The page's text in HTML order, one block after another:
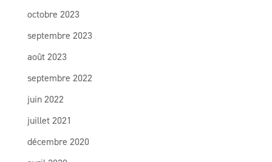
octobre 2023
septembre 2023
août 2023
septembre 2022
juin 2022
juillet 2021
décembre 2020